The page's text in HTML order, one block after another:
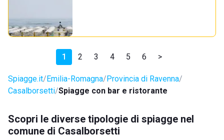
1 2 3 4 5 6 >
Spiagge.it Emilia-Romagna Provincia di Ravenna
Casalborsetti Spiagge con bar e ristorante
Scopri le diverse tipologie di spiagge nel
comune di Casalborsetti